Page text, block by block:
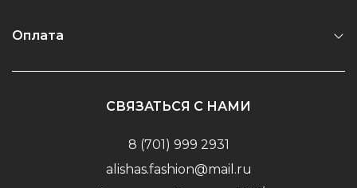
Оплата
СВЯЗАТЬСЯ С НАМИ
8 (701) 999 2931
alishas.fashion@mail.ru